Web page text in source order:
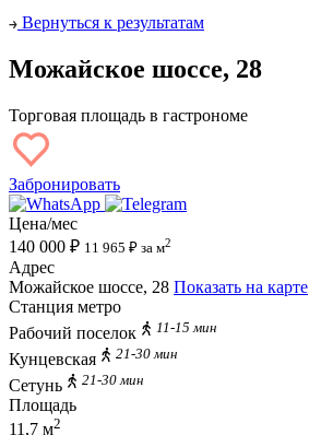
Вернуться к результатам
Можайское шоссе, 28
Торговая площадь в гастрономе
Забронировать
Цена/мес
140 000 ₽ 11 965 ₽ за м2
Адрес
Можайское шоссе, 28 Показать на карте
Станция метро
Рабочий поселок
11-15 мин
Кунцевская 21-30 мин
Сетунь 21-30 мин
Площадь
11,7 м2